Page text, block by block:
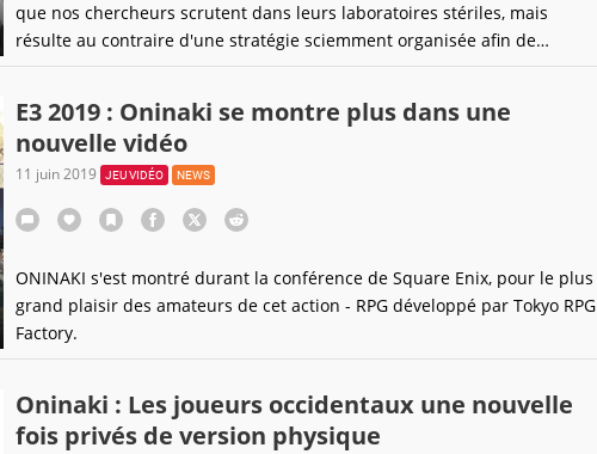
que nos chercheurs scrutent dans leurs laboratoires stériles, mais
résulte au contraire d'une stratégie sciemment organisée afin de
braquer un bon coup de projecteur sur un élément d'actualité. Et non,
E3 2019 : Oninaki se montre plus dans une
nouvelle vidéo
11 juin 2019 JEU VIDÉO NEWS
ONINAKI s'est montré durant la conférence de Square Enix, pour le plus
grand plaisir des amateurs de cet action - RPG développé par Tokyo RPG
Factory.
Oninaki : Les joueurs occidentaux une nouvelle
fois privés de version physique